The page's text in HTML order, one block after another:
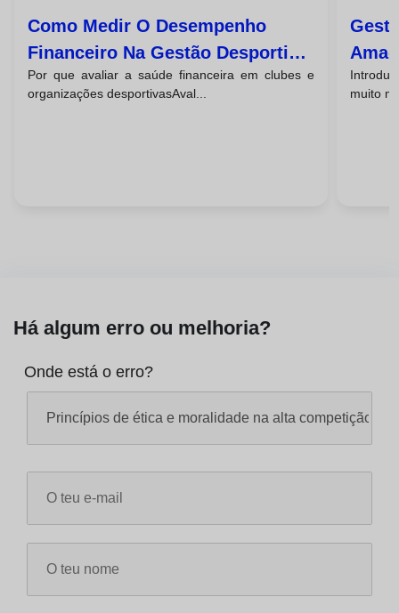
Como Medir O Desempenho
Financeiro Na Gestão Desportiva
Da Sua Entidade
Por que avaliar a saúde financeira em clubes e
organizações desportivasAval...
muito
Há algum erro ou melhoria?
Onde está o erro?